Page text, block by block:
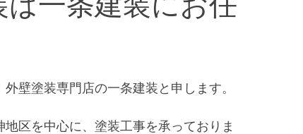
壁塗装専門店の一条建装と申します。
区を中心に、塗装工事を承っておりま